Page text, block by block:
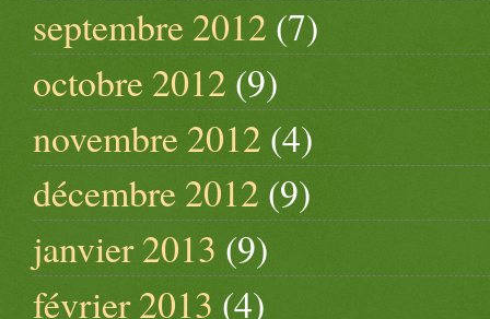
septembre 2012 (7)
octobre 2012 (9)
novembre 2012 (4)
décembre 2012 (9)
janvier 2013 (9)
février 2013 (4)